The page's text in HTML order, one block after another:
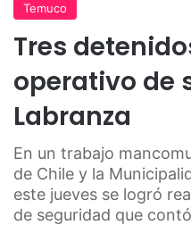
Temuco
Tres
operativo de
Labranza
En un trabajo
de Chile y la
este jueves se logró
de seguridad que